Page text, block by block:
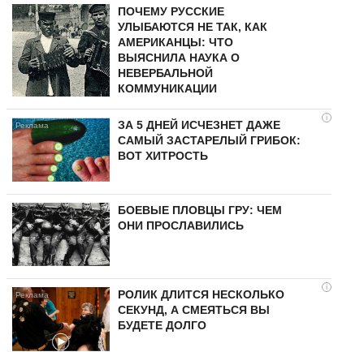
ПОЧЕМУ РУССКИЕ
УЛЫБАЮТСЯ НЕ ТАК, КАК
АМЕРИКАНЦЫ: ЧТО
ВЫЯСНИЛА НАУКА О
НЕВЕРБАЛЬНОЙ
КОММУНИКАЦИИ
i
ЗА 5 ДНЕЙ ИСЧЕЗНЕТ ДАЖЕ
САМЫЙ ЗАСТАРЕЛЫЙ ГРИБОК:
ВОТ ХИТРОСТЬ
БОЕВЫЕ ПЛОВЦЫ ГРУ: ЧЕМ
ОНИ ПРОСЛАВИЛИСЬ
i
РОЛИК ДЛИТСЯ НЕСКОЛЬКО
СЕКУНД, А СМЕЯТЬСЯ ВЫ
БУДЕТЕ ДОЛГО